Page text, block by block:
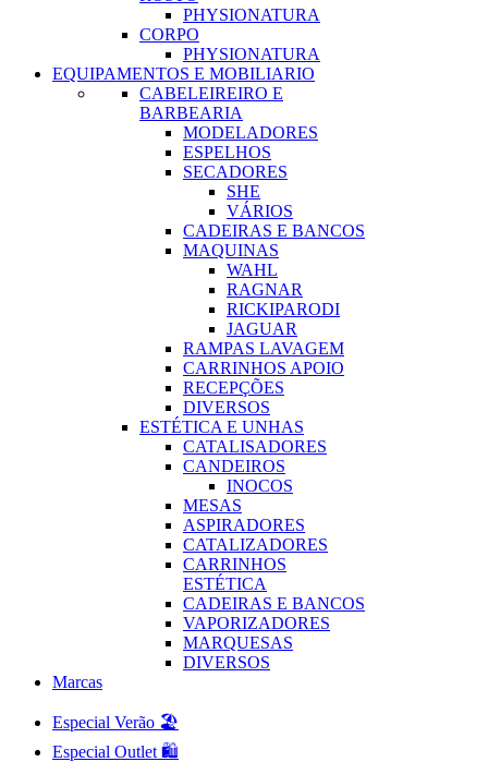
PHYSIONATURA
CORPO
PHYSIONATURA
EQUIPAMENTOS E MOBILIARIO
CABELEIREIRO E
BARBEARIA
MODELADORES
ESPELHOS
SECADORES
SHE
VÁRIOS
CADEIRAS E BANCOS
MAQUINAS
WAHL
RAGNAR
RICKIPARODI
JAGUAR
RAMPAS LAVAGEM
CARRINHOS APOIO
RECEPÇÕES
DIVERSOS
ESTÉTICA E UNHAS
CATALISADORES
CANDEIROS
INOCOS
MESAS
ASPIRADORES
CATALIZADORES
CARRINHOS
ESTÉTICA
CADEIRAS E BANCOS
VAPORIZADORES
MARQUESAS
DIVERSOS
Marcas
Especial Verão 🏖️
Especial Outlet 🛍️